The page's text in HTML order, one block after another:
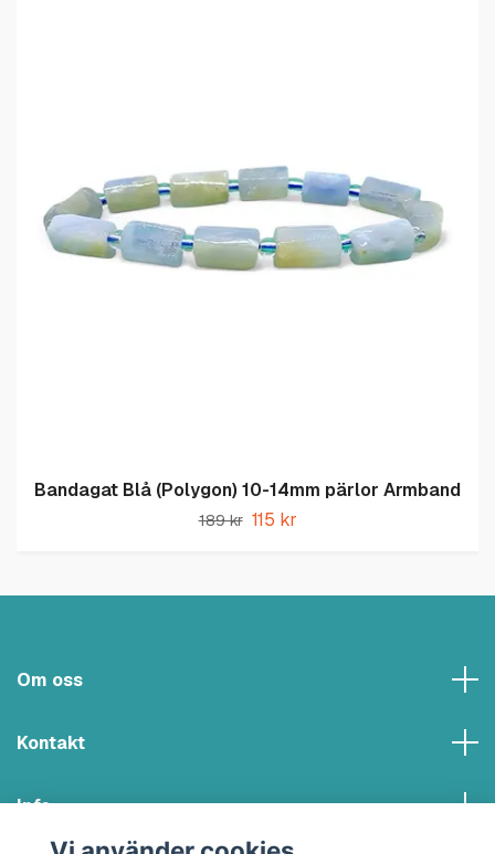
Bandagat Blå (Polygon) 10-14mm pärlor Armband
189 kr 115 kr
Om oss
Kontakt
Info